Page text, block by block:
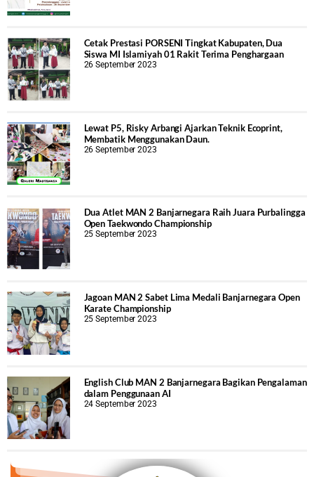
Cetak Prestasi PORSENI Tingkat Kabupaten, Dua
Siswa MI Islamiyah 01 Rakit Terima Penghargaan
26 September 2023
Lewat P5, Risky Arbangi Ajarkan Teknik Ecoprint,
Membatik Menggunakan Daun.
26 September 2023
Dua Atlet MAN 2 Banjarnegara Raih Juara Purbalingga
Open Taekwondo Championship
25 September 2023
Jagoan MAN 2 Sabet Lima Medali Banjarnegara Open
Karate Championship
25 September 2023
English Club MAN 2 Banjarnegara Bagikan Pengalaman
dalam Penggunaan AI
24 September 2023